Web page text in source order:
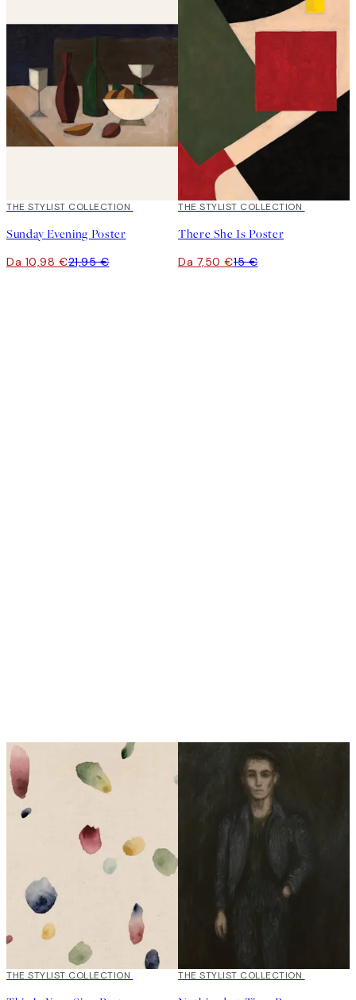
50%*
THE STYLIST COLLECTION
Sunday Evening Poster
Da 10,98 €21,95 €
50%*
THE STYLIST COLLECTION
There She Is Poster
Da 7,50 €15 €
50%*
THE STYLIST COLLECTION 50%*
THE STYLIST COLLECTION